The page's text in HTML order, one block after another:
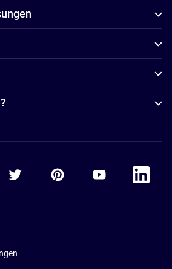
Accor TwitterAccor PinterestAccor Youtube
Accor